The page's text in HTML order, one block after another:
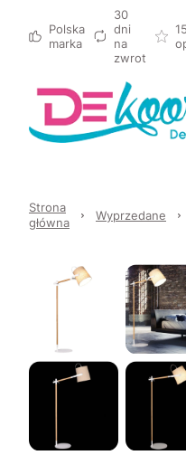
Polska
marka
30
dni
na
zwrot
Strona
główna
Wyprzedane